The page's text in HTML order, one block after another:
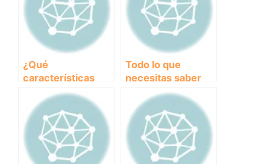
¿Qué
características
deben tener los
piensos para
perros senior?
Todo lo que
necesitas saber
transportines para
perros plegables:
comodidad y
seguridad en tus
viajes juntos